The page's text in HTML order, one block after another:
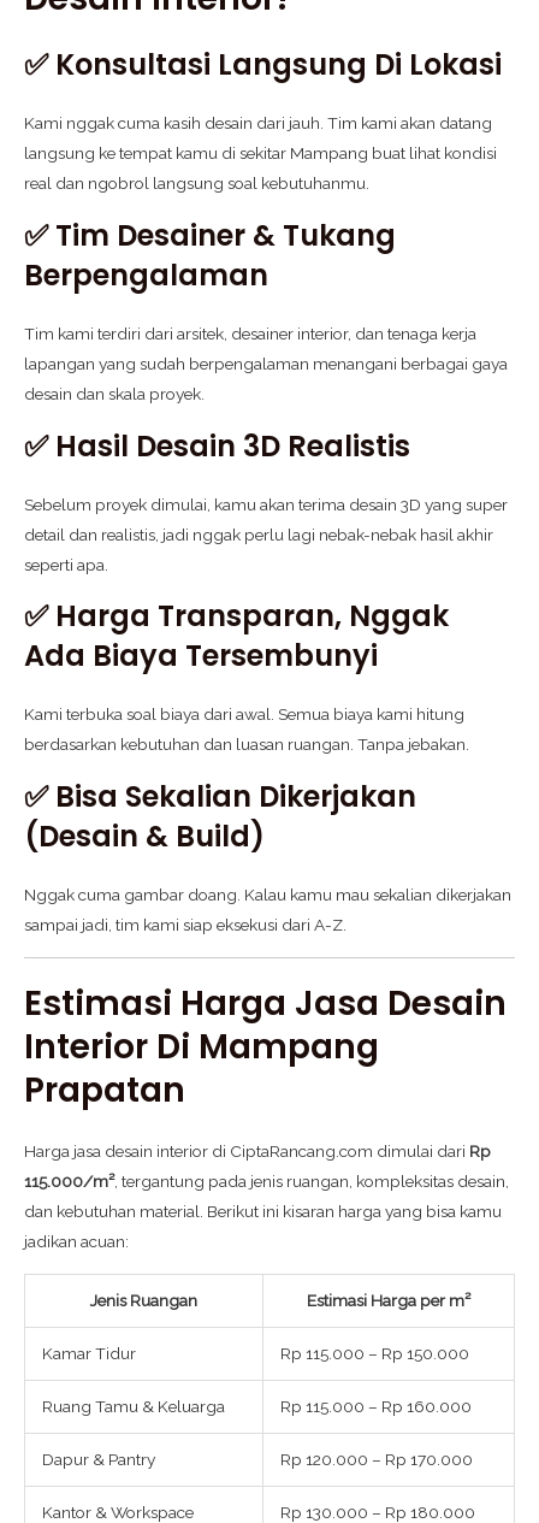
✅ Konsultasi Langsung Di Lokasi
Kami nggak cuma kasih desain dari jauh. Tim kami akan datang
langsung ke tempat kamu di sekitar Mampang buat lihat kondisi
real dan ngobrol langsung soal kebutuhanmu.
✅ Tim Desainer & Tukang
Berpengalaman
Tim kami terdiri dari arsitek, desainer interior, dan tenaga kerja
lapangan yang sudah berpengalaman menangani berbagai gaya
desain dan skala proyek.
✅ Hasil Desain 3D Realistis
Sebelum proyek dimulai, kamu akan terima desain 3D yang super
detail dan realistis, jadi nggak perlu lagi nebak-nebak hasil akhir
seperti apa.
✅ Harga Transparan, Nggak
Ada Biaya Tersembunyi
Kami terbuka soal biaya dari awal. Semua biaya kami hitung
berdasarkan kebutuhan dan luasan ruangan. Tanpa jebakan.
✅ Bisa Sekalian Dikerjakan
(Desain & Build)
Nggak cuma gambar doang. Kalau kamu mau sekalian dikerjakan
sampai jadi, tim kami siap eksekusi dari A-Z.
Estimasi Harga Jasa Desain
Interior Di Mampang
Prapatan
Harga jasa desain interior di CiptaRancang.com dimulai dari Rp
115.000/m², tergantung pada jenis ruangan, kompleksitas desain,
dan kebutuhan material. Berikut ini kisaran harga yang bisa kamu
jadikan acuan:
Jenis Ruangan Estimasi Harga per m²
Kamar Tidur Rp 115.000 – Rp 150.000
Ruang Tamu & Keluarga Rp 115.000 – Rp 160.000
Dapur & Pantry Rp 120.000 – Rp 170.000
Kantor & Workspace Rp 130.000 – Rp 180.000